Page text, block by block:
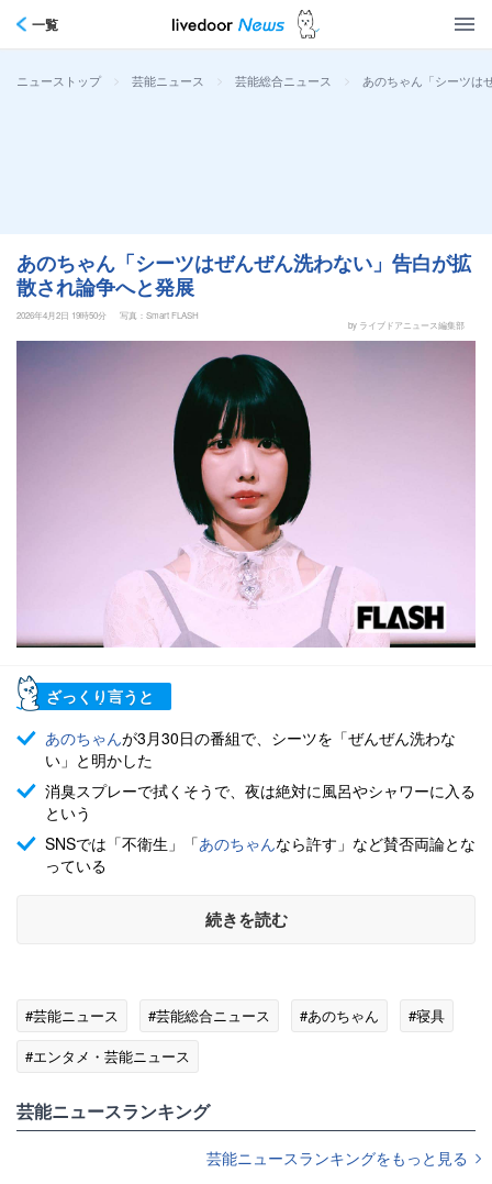
一覧
ニューストップ > 芸能ニュース > 芸能総合ニュース > あのちゃん「シーツは
あのちゃん「シーツはぜんぜん洗わない」告白が拡
散され論争へと発展
2026年4月2日 19時50分
写真：Smart FLASH
by ライブドアニュース編集部
ざっくり言うと
あのちゃんが3月30日の番組で、シーツを「ぜんぜん洗わな
い」と明かした
消臭スプレーで拭くそうで、夜は絶対に風呂やシャワーに入る
という
SNSでは「不衛生」「あのちゃんなら許す」など賛否両論とな
っている
続きを読む
#芸能ニュース #芸能総合ニュース #あのちゃん
#寝具
#エンタメ・芸能ニュース
芸能ニュースランキング
芸能ニュースランキングをもっと見る